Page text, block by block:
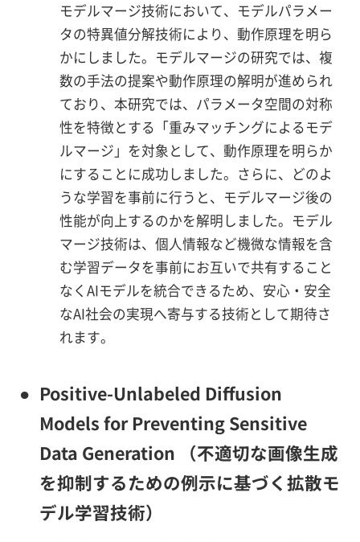
モデルマージ技術において、モデルパラメー
タの特異値分解技術により、動作原理を明ら
かにしました。モデルマージの研究では、複
数の手法の提案や動作原理の解明が進められ
ており、本研究では、パラメータ空間の対称
性を特徴とする「重みマッチングによるモデ
ルマージ」を対象として、動作原理を明らか
にすることに成功しました。さらに、どのよ
うな学習を事前に行うと、モデルマージ後の
性能が向上するのかを解明しました。モデル
マージ技術は、個人情報など機微な情報を含
む学習データを事前にお互いで共有すること
なくAIモデルを統合できるため、安心・安全
なAI社会の実現へ寄与する技術として期待さ
れます。
● Positive-Unlabeled Diffusion
Models for Preventing Sensitive
Data Generation （不適切な画像生成
を抑制するための例示に基づく拡散モ
デル学習技術）